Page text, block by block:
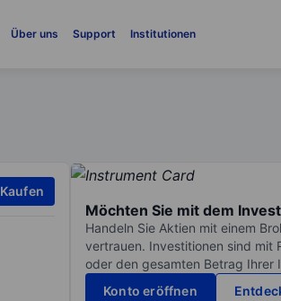
Über uns Support Institutionen
Kaufen
Möchten Sie mit dem
Handeln Sie Aktien mit einem
vertrauen. Investitionen sind mit
oder den gesamten Betrag Ihrer
Konto eröffnen